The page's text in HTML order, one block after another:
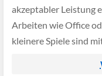
akzeptabler Leistung
Arbeiten wie Office
kleinere Spiele sind